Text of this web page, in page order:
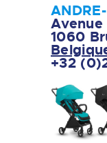
1060
+32